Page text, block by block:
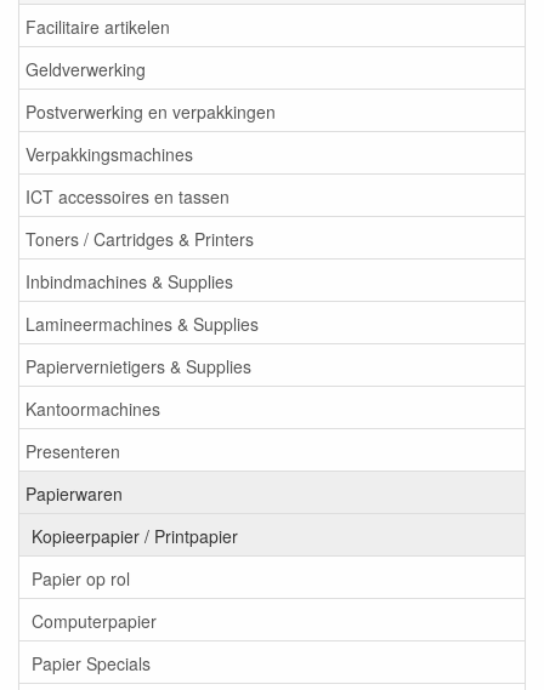
Facilitaire artikelen
Geldverwerking
Postverwerking en verpakkingen
Verpakkingsmachines
ICT accessoires en tassen
Toners / Cartridges & Printers
Inbindmachines & Supplies
Lamineermachines & Supplies
Papiervernietigers & Supplies
Kantoormachines
Presenteren
Papierwaren
Kopieerpapier / Printpapier
Papier op rol
Computerpapier
Papier Specials